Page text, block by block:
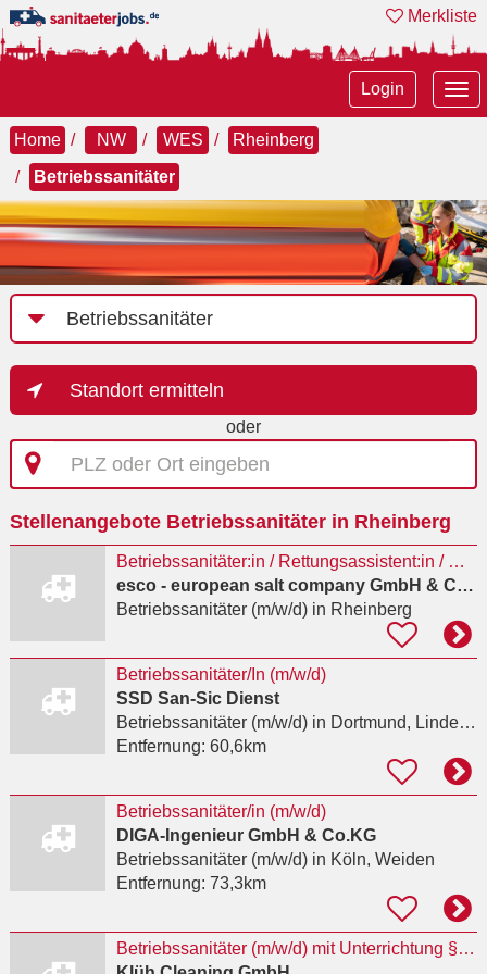
Merkliste
Login
Home NW WES
Rheinberg
Betriebssanitäter
Job-
Kategorie
Standort ermitteln
oder
PLZ
oder
eingeben
Stellenangebote Betriebssanitäter in Rheinberg
Betriebssanitäter:in / Rettungsassistent:in / Rettungssanitäter:in Teilzeit / Vollzeit als
esco - european salt company GmbH & Co.KG
Betriebssanitäter (m/w/d)in Rheinberg
Betriebssanitäter/In (m/w/d)
SSD San-Sic Dienst
Betriebssanitäter (m/w/d)in Dortmund, Lindenhorst
Entfernung: 60,6km
Betriebssanitäter/in (m/w/d)
DIGA-Ingenieur GmbH & Co.KG
Betriebssanitäter (m/w/d)in Köln, Weiden
Entfernung: 73,3km
Betriebssanitäter (m/w/d) mit Unterrichtung §34a GewO (Vollzeit/Teilzeit) - Troisdorf